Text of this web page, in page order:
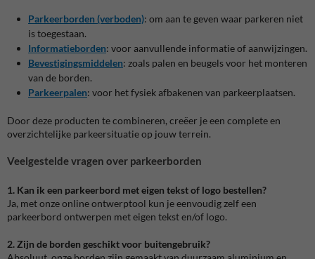
Parkeerborden (verboden): om aan te geven waar parkeren niet
is toegestaan.
Informatieborden: voor aanvullende informatie of aanwijzingen.
Bevestigingsmiddelen: zoals palen en beugels voor het monteren
van de borden.
Parkeerpalen: voor het fysiek afbakenen van parkeerplaatsen.
Door deze producten te combineren, creëer je een complete en
overzichtelijke parkeersituatie op jouw terrein.
Veelgestelde vragen over parkeerborden
1. Kan ik een parkeerbord met eigen tekst of logo bestellen?
Ja, met onze online ontwerptool kun je eenvoudig zelf een
parkeerbord ontwerpen met eigen tekst en/of logo.
2. Zijn de borden geschikt voor buitengebruik?